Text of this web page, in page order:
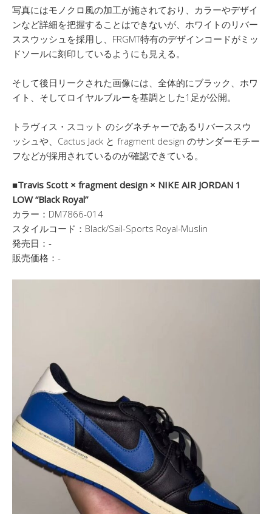
写真にはモノクロ風の加工が施されており、カラーやデザイ
ンなど詳細を把握することはできないが、ホワイトのリバー
ススウッシュを採用し、FRGMT特有のデザインコードがミッ
ドソールに刻印しているようにも見える。
そして後日リークされた画像には、全体的にブラック、ホワ
イト、そしてロイヤルブルーを基調とした1足が公開。
トラヴィス・スコット のシグネチャーであるリバーススウ
ッシュや、Cactus Jack と fragment design のサンダーモチー
フなどが採用されているのが確認できている。
■Travis Scott × fragment design × NIKE AIR JORDAN 1
LOW “Black Royal”
カラー：DM7866-014
スタイルコード：Black/Sail-Sports Royal-Muslin
発売日：-
販売価格：-